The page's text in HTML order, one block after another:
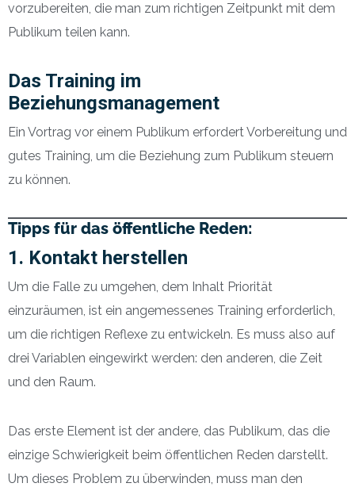
vorzubereiten, die man zum richtigen Zeitpunkt mit dem
Publikum teilen kann.
Das Training im
Beziehungsmanagement
Ein Vortrag vor einem Publikum erfordert Vorbereitung und
gutes Training, um die Beziehung zum Publikum steuern
zu können.
Tipps für das öffentliche Reden:
1. Kontakt herstellen
Um die Falle zu umgehen, dem Inhalt Priorität
einzuräumen, ist ein angemessenes Training erforderlich,
um die richtigen Reflexe zu entwickeln. Es muss also auf
drei Variablen eingewirkt werden: den anderen, die Zeit
und den Raum.
Das erste Element ist der andere, das Publikum, das die
einzige Schwierigkeit beim öffentlichen Reden darstellt.
Um dieses Problem zu überwinden, muss man den